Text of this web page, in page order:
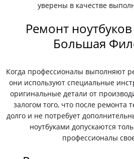
уверены в качестве
Ремонт
Большая
Когда профессионалы выполняют
они используют специальные
оригинальные детали от
залогом того, что после ремонта
долго и не потребует
ноутбуками допускаются
профессионалы